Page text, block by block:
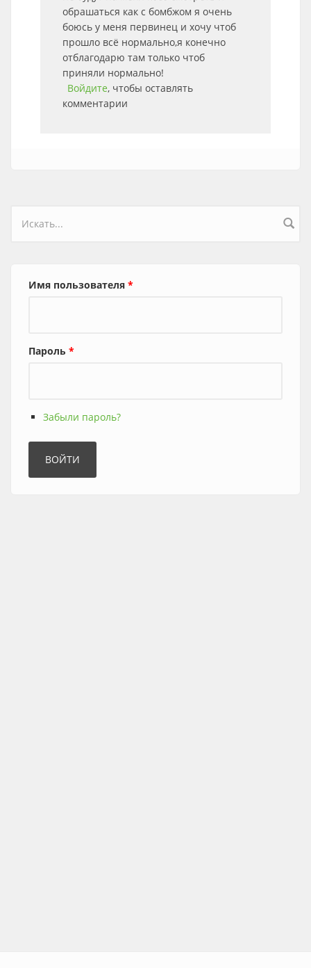
обрашаться как с бомбжом я очень
боюсь у меня первинец и хочу чтоб
прошло всё нормально,я конечно
отблагодарю там только чтоб
приняли нормально!
Войдите, чтобы оставлять
комментарии
Форма поиска
Имя пользователя *
Пароль *
Забыли пароль?